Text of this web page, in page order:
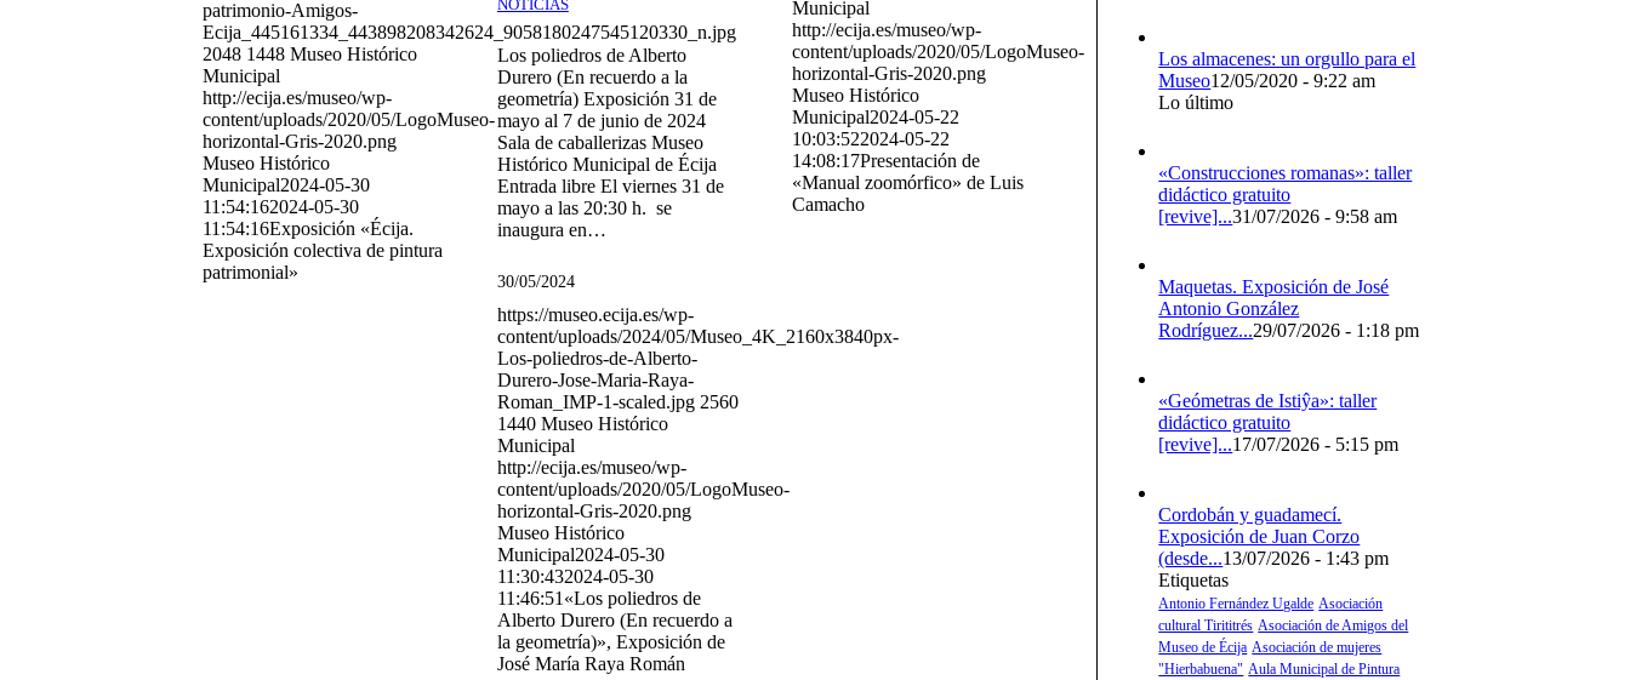
patrimonio-Amigos-
Ecija_445161334_443898208342624_9058180247545120330_n.jpg
2048 1448 Museo Histórico
Municipal
http://ecija.es/museo/wp-
content/uploads/2020/05/LogoMuseo-
horizontal-Gris-2020.png
Museo Histórico
Municipal2024-05-30
11:54:162024-05-30
11:54:16Exposición «Écija.
Exposición colectiva de pintura
patrimonial»
NOTICIAS
Los poliedros de Alberto
Durero (En recuerdo a la
geometría) Exposición 31 de
mayo al 7 de junio de 2024
Sala de caballerizas Museo
Histórico Municipal de Écija
Entrada libre El viernes 31 de
mayo a las 20:30 h. se
inaugura en…
30/05/2024
https://museo.ecija.es/wp-
content/uploads/2024/05/Museo_4K_2160x3840px-
Los-poliedros-de-Alberto-
Durero-Jose-Maria-Raya-
Roman_IMP-1-scaled.jpg 2560
1440 Museo Histórico
Municipal
http://ecija.es/museo/wp-
content/uploads/2020/05/LogoMuseo-
horizontal-Gris-2020.png
Museo Histórico
Municipal2024-05-30
11:30:432024-05-30
11:46:51 «Los poliedros de
Alberto Durero (En recuerdo a
la geometría)», Exposición de
José María Raya Román
Municipal
http://ecija.es/museo/wp-
content/uploads/2020/05/LogoMuseo-
horizontal-Gris-2020.png
Museo Histórico
Municipal2024-05-22
10:03:522024-05-22
14:08:17Presentación de
«Manual zoomórfico» de Luis
Camacho
Los almacenes: un orgullo para el
Museo12/05/2020 - 9:22 am
Lo último
«Construcciones romanas»: taller
didáctico gratuito
[revive]...31/07/2026 - 9:58 am
Maquetas. Exposición de José
Antonio González
Rodríguez...29/07/2026 - 1:18 pm
«Geómetras de Istiŷa»: taller
didáctico gratuito
[revive]...17/07/2026 - 5:15 pm
Cordobán y guadamecí.
Exposición de Juan Corzo
(desde...13/07/2026 - 1:43 pm
Etiquetas
Antonio Fernández Ugalde Asociación
cultural Tirititrés Asociación de Amigos del
Museo de Écija Asociación de mujeres
"Hierbabuena" Aula Municipal de Pintura